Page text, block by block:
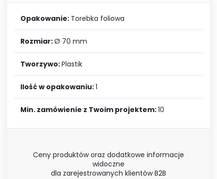
Opakowanie: Torebka foliowa
Rozmiar:Ø 70 mm
Tworzywo:Plastik
Ilość w opakowaniu:1
Min. zamówienie z Twoim projektem:10
Ceny produktów oraz dodatkowe informacje
widoczne
dla zarejestrowanych klientów B2B